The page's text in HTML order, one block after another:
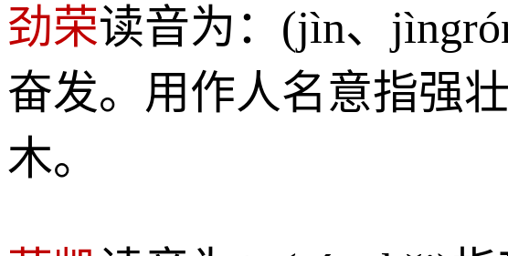
劲荣读音为：(jìn、
奋发。用作人名意指强
木。